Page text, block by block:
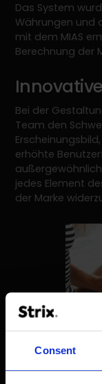
Consent
Das System
Währungen und
mit dem MIAS
Berechnung der
Bei der
Team den
erhöhte
jedes Element
der Marke